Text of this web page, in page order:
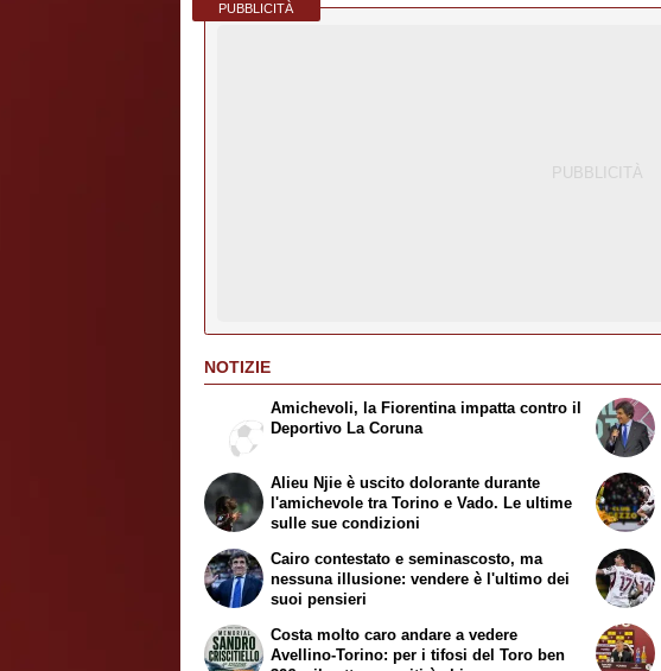
PUBBLICITÀ
NOTIZIE
Amichevoli, la Fiorentina impatta contro il
Deportivo La Coruna
Alieu Njie è uscito dolorante durante
l'amichevole tra Torino e Vado. Le ultime
sulle sue condizioni
Cairo contestato e seminascosto, ma
nessuna illusione: vendere è l'ultimo dei
suoi pensieri
Costa molto caro andare a vedere
Avellino-Torino: per i tifosi del Toro ben